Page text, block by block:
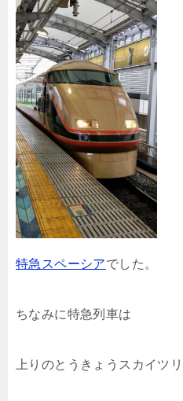
特急スペーシアでした。
ちなみに特急列車は
上りのとうきょうスカイツ